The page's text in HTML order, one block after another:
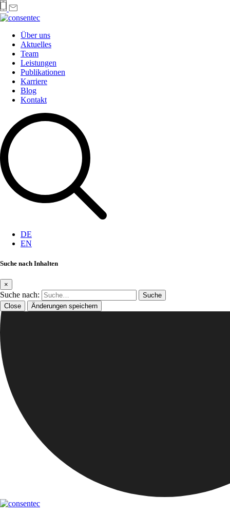
Über uns
Aktuelles
Team
Leistungen
Publikationen
Karriere
Blog
Kontakt
DE
EN
Suche nach Inhalten
×
Suche nach:
Close Änderungen speichern